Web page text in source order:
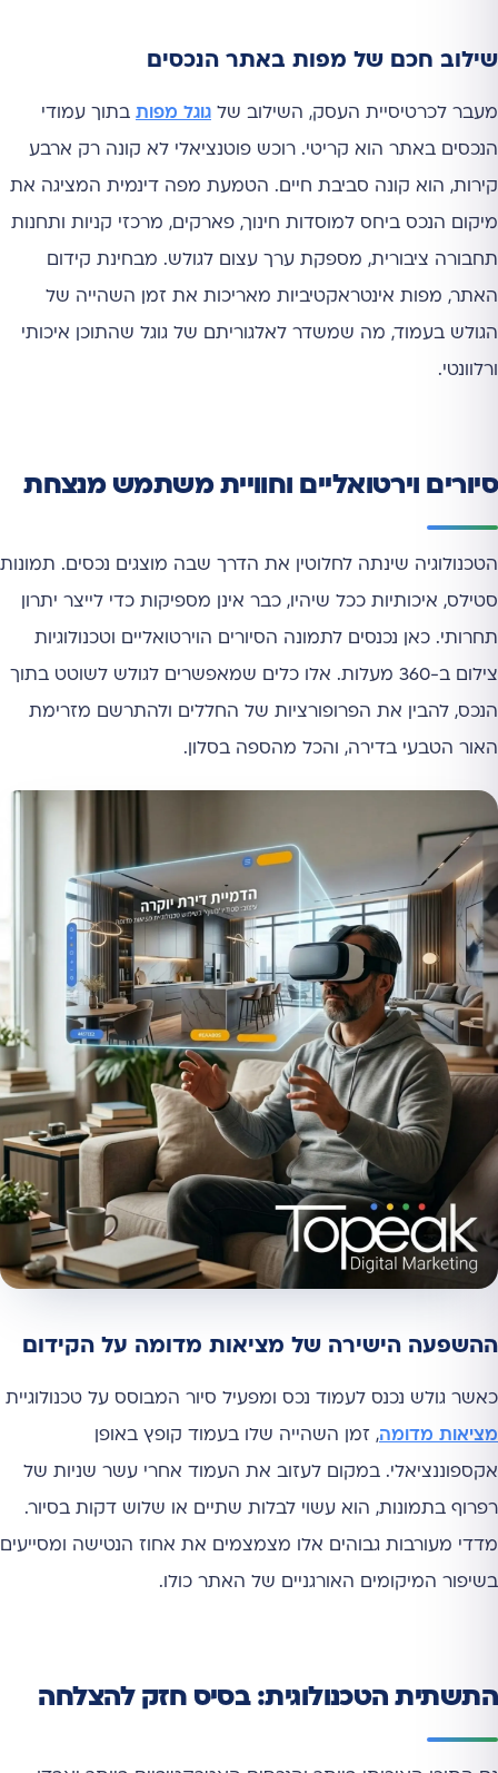
שילוב חכם של מפות באתר הנכסים
מעבר לכרטיסיית העסק, השילוב של גוגל מפות בתוך עמודי
הנכסים באתר הוא קריטי. רוכש פוטנציאלי לא קונה רק ארבע
קירות, הוא קונה סביבת חיים. הטמעת מפה דינמית המציגה את
מיקום הנכס ביחס למוסדות חינוך, פארקים, מרכזי קניות ותחנות
תחבורה ציבורית, מספקת ערך עצום לגולש. מבחינת קידום
האתר, מפות אינטראקטיביות מאריכות את זמן השהייה של
הגולש בעמוד, מה שמשדר לאלגוריתם של גוגל שהתוכן איכותי
ורלוונטי.
סיורים וירטואליים וחוויית משתמש מנצחת
הטכנולוגיה שינתה לחלוטין את הדרך שבה מוצגים נכסים. תמונות
סטילס, איכותיות ככל שיהיו, כבר אינן מספיקות כדי לייצר יתרון
תחרותי. כאן נכנסים לתמונה הסיורים הוירטואליים וטכנולוגיות
צילום ב-360 מעלות. אלו כלים שמאפשרים לגולש לשוטט בתוך
הנכס, להבין את הפרופורציות של החללים ולהתרשם מזרימת
האור הטבעי בדירה, והכל מהספה בסלון.
ההשפעה הישירה של מציאות מדומה על הקידום
כאשר גולש נכנס לעמוד נכס ומפעיל סיור המבוסס על טכנולוגיית
מציאות מדומה, זמן השהייה שלו בעמוד קופץ באופן
אקספוננציאלי. במקום לעזוב את העמוד אחרי עשר שניות של
רפרוף בתמונות, הוא עשוי לבלות שתיים או שלוש דקות בסיור.
מדדי מעורבות גבוהים אלו מצמצמים את אחוז הנטישה ומסייעים
בשיפור המיקומים האורגניים של האתר כולו.
התשתית הטכנולוגית: בסיס חזק להצלחה